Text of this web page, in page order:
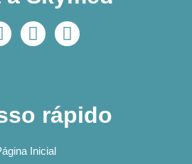
rápido
Inicial